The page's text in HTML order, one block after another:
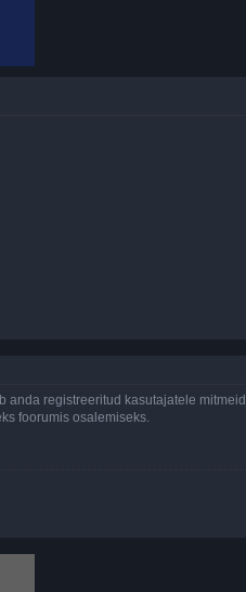
anda registreeritud kasutajatele mitmeid
foorumis osalemiseks.